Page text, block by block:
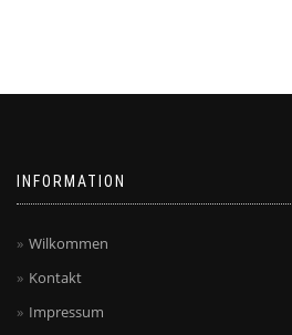
INFORMATION
Wilkommen
Kontakt
Impressum